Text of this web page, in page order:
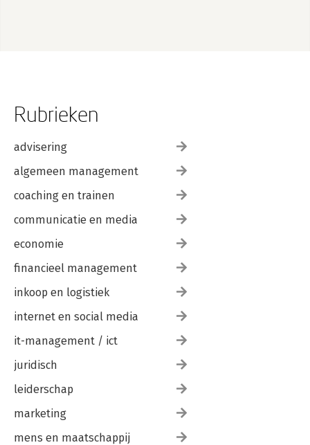
Rubrieken
advisering
algemeen management
coaching en trainen
communicatie en media
economie
financieel management
inkoop en logistiek
internet en social media
it-management / ict
juridisch
leiderschap
marketing
mens en maatschappij